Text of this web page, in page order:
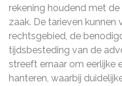
rekening houdend met
zaak. De tarieven kunnen
rechtsgebied, de
tijdsbesteding van de
streeft ernaar om eerlijke
hanteren, waarbij